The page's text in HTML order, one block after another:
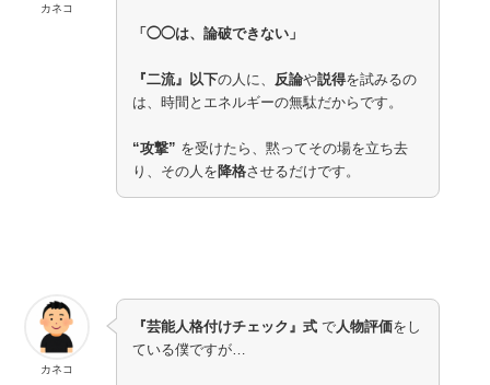
カネコ
「◯◯は、論破できない」
『二流』以下の人に、 反論や説得を試みるの
は、時間とエネルギーの無駄だからです。
“攻撃” を受けたら、黙ってその場を立ち去
り、その人を 降格させるだけです。
カネコ
『芸能人格付けチェック』式で人物評価をし
ている僕ですが…